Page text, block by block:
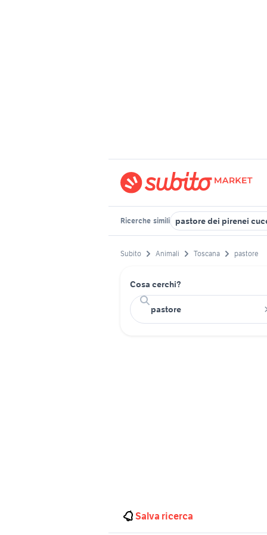
Ricerche simili pastore dei pirenei
Subito Animali Toscana pastore
Cosa cerchi?
Salva ricerca